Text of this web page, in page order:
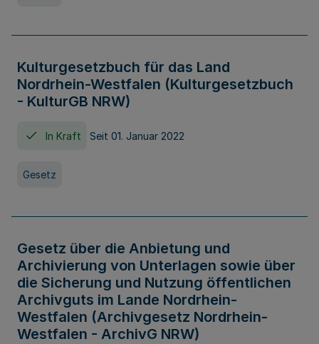
Kulturgesetzbuch für das Land
Nordrhein-Westfalen (Kulturgesetzbuch
- KulturGB NRW)
In Kraft Seit 01. Januar 2022
Gesetz
Gesetz über die Anbietung und
Archivierung von Unterlagen sowie über
die Sicherung und Nutzung öffentlichen
Archivguts im Lande Nordrhein-
Westfalen (Archivgesetz Nordrhein-
Westfalen - ArchivG NRW)